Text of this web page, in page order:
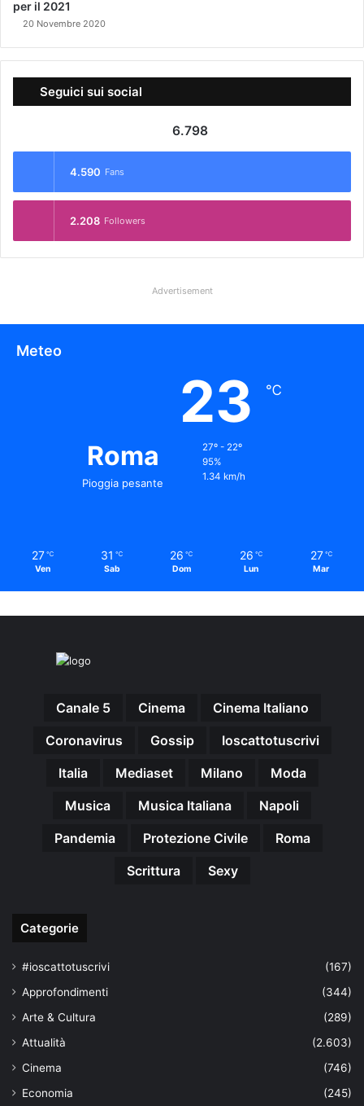
per il 2021
20 Novembre 2020
Seguici sui social
6.798
4.590 Fans
2.208 Followers
Advertisement
Meteo
Roma
Pioggia pesante
23 ℃
27º - 22º
95%
1.34 km/h
27 ℃
Ven
31 ℃
Sab
26 ℃
Dom
26 ℃
Lun
27 ℃
Mar
Canale 5 Cinema
Cinema Italiano
Coronavirus
Gossip
Ioscattotuscrivi
Italia
Mediaset Milano
Moda
Musica
Musica Italiana
Napoli
Pandemia
Protezione Civile
Roma
Scrittura
Sexy
Categorie
#ioscattotuscrivi
(167)
Approfondimenti
(344)
Arte & Cultura
(289)
Attualità
(2.603)
Cinema
(746)
Economia
(245)